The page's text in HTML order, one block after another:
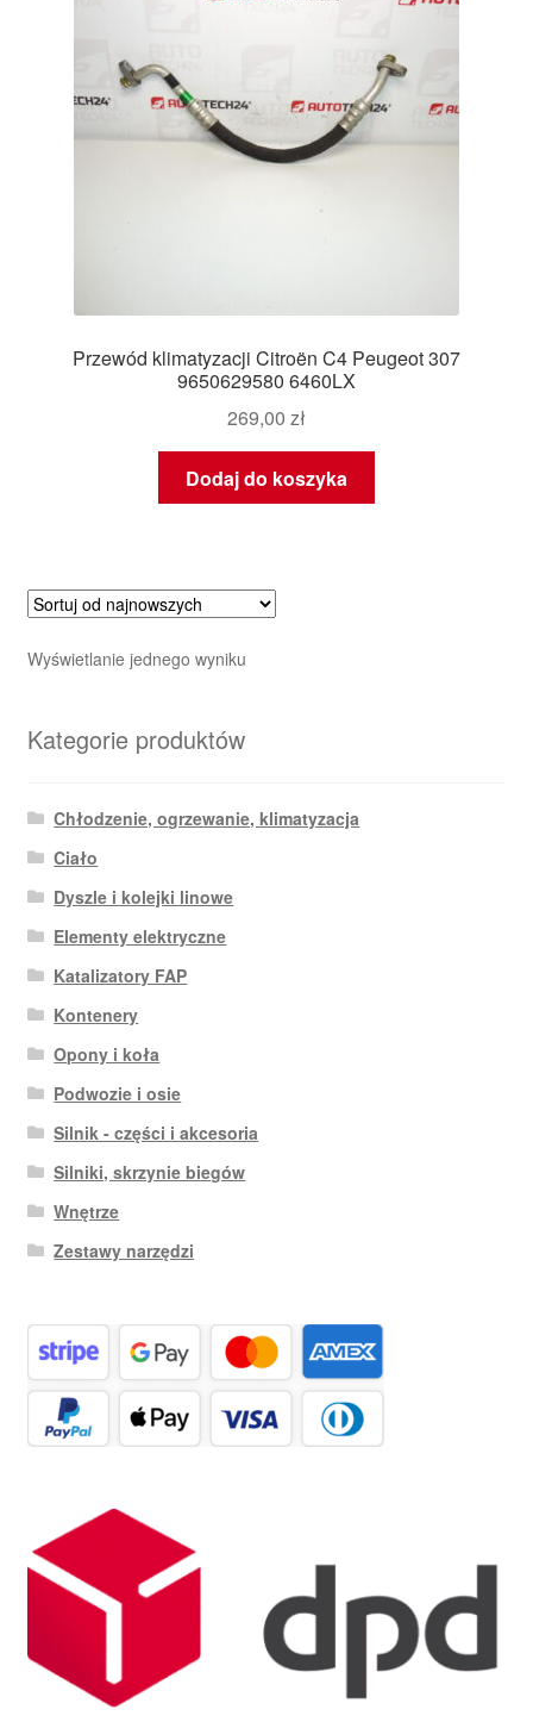
Przewód klimatyzacji Citroën C4 Peugeot 307
9650629580 6460LX
269,00 zł
Dodaj do koszyka
Wyświetlanie jednego wyniku
Kategorie produktów
Chłodzenie, ogrzewanie, klimatyzacja
Ciało
Dyszle i kolejki linowe
Elementy elektryczne
Katalizatory FAP
Kontenery
Opony i koła
Podwozie i osie
Silnik - części i akcesoria
Silniki, skrzynie biegów
Wnętrze
Zestawy narzędzi